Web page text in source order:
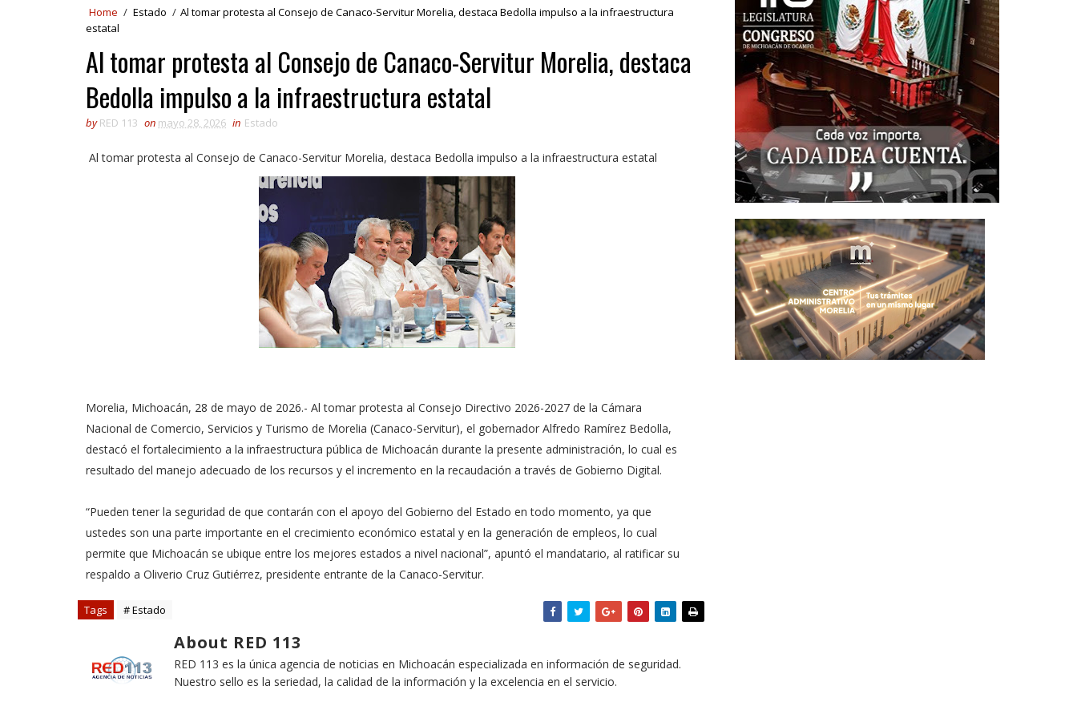
Home / Estado / Al tomar protesta al Consejo de Canaco-Servitur Morelia, destaca Bedolla impulso a la infraestructura
estatal
Al tomar protesta al Consejo de Canaco-Servitur Morelia, destaca
Bedolla impulso a la infraestructura estatal
by RED 113 on mayo 28, 2026 in Estado
Al tomar protesta al Consejo de Canaco-Servitur Morelia, destaca Bedolla impulso a la infraestructura estatal
Morelia, Michoacán, 28 de mayo de 2026.- Al tomar protesta al Consejo Directivo 2026-2027 de la Cámara
Nacional de Comercio, Servicios y Turismo de Morelia (Canaco-Servitur), el gobernador Alfredo Ramírez Bedolla,
destacó el fortalecimiento a la infraestructura pública de Michoacán durante la presente administración, lo cual es
resultado del manejo adecuado de los recursos y el incremento en la recaudación a través de Gobierno Digital.
“Pueden tener la seguridad de que contarán con el apoyo del Gobierno del Estado en todo momento, ya que
ustedes son una parte importante en el crecimiento económico estatal y en la generación de empleos, lo cual
permite que Michoacán se ubique entre los mejores estados a nivel nacional”, apuntó el mandatario, al ratificar su
respaldo a Oliverio Cruz Gutiérrez, presidente entrante de la Canaco-Servitur.
Tags # Estado
About RED 113
RED 113 es la única agencia de noticias en Michoacán especializada en información de seguridad.
Nuestro sello es la seriedad, la calidad de la información y la excelencia en el servicio.